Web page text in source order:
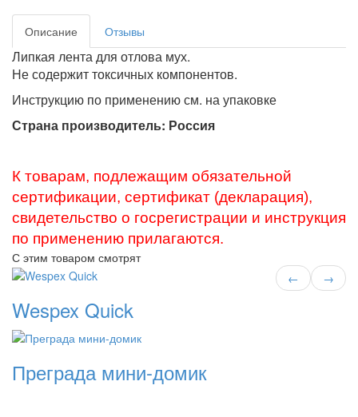
Описание Отзывы
Липкая лента для отлова мух.
Не содержит токсичных компонентов.
Инструкцию по применению см. на упаковке
Страна производитель: Россия
К товарам, подлежащим обязательной
сертификации, сертификат (декларация),
свидетельство о госрегистрации и инструкция
по применению прилагаются.
С этим товаром смотрят
←
→
Wespex Quick
Преграда мини-домик